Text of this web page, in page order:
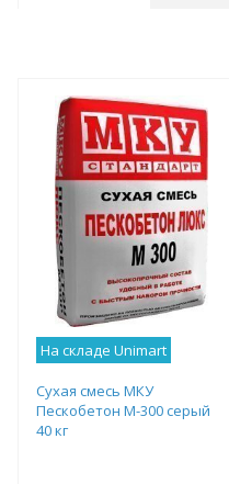
На складе Unimart
Сухая смесь МКУ
Пескобетон М-300 серый
40 кг